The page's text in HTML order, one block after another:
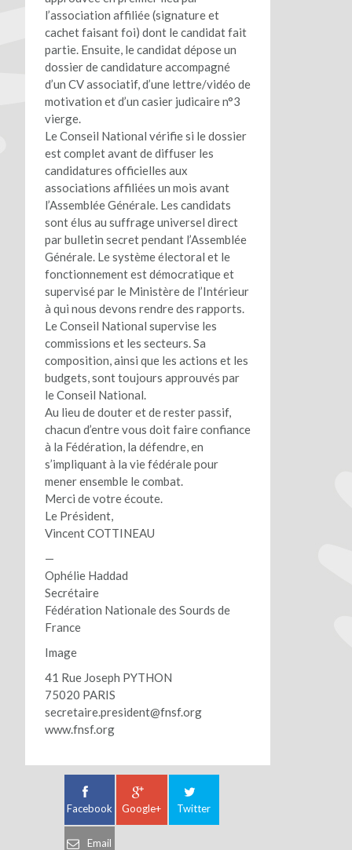
l’association affiliée (signature et
cachet faisant foi) dont le candidat fait
partie. Ensuite, le candidat dépose un
dossier de candidature accompagné
d’un CV associatif, d’une lettre/vidéo de
motivation et d’un casier judicaire n°3
vierge.
Le Conseil National vérifie si le dossier
est complet avant de diffuser les
candidatures officielles aux
associations affiliées un mois avant
l’Assemblée Générale. Les candidats
sont élus au suffrage universel direct
par bulletin secret pendant l’Assemblée
Générale. Le système électoral et le
fonctionnement est démocratique et
supervisé par le Ministère de l’Intérieur
à qui nous devons rendre des rapports.
Le Conseil National supervise les
commissions et les secteurs. Sa
composition, ainsi que les actions et les
budgets, sont toujours approuvés par
le Conseil National.
Au lieu de douter et de rester passif,
chacun d’entre vous doit faire confiance
à la Fédération, la défendre, en
s’impliquant à la vie fédérale pour
mener ensemble le combat.
Merci de votre écoute.
Le Président,
Vincent COTTINEAU
—
Ophélie Haddad
Secrétaire
Fédération Nationale des Sourds de
France
Image
41 Rue Joseph PYTHON
75020 PARIS
secretaire.president@fnsf.org
www.fnsf.org
Facebook Google+ Twitter
Email